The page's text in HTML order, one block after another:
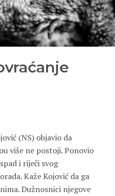
(NS) objavio da
više ne postoji. Ponovio
i riječi svog
Kaže Kojović da ga
Dužnosnici njegove